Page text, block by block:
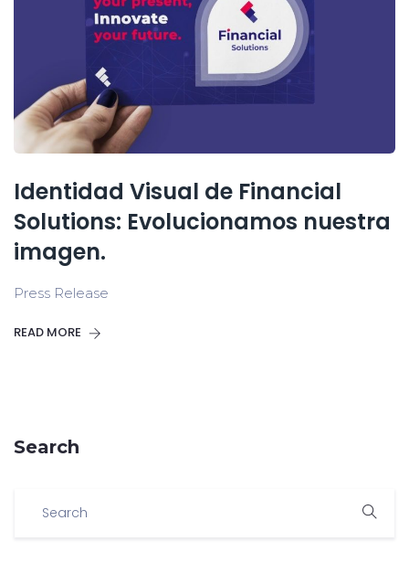
Identidad Visual de Financial
Solutions: Evolucionamos nuestra
imagen.
Press Release
READ MORE
Search